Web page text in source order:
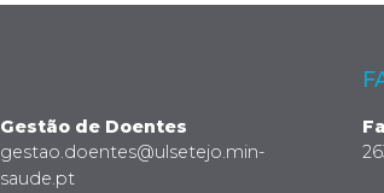
Gestão de Doentes
gestao.doentes@ulsetejo.min-
saude.pt